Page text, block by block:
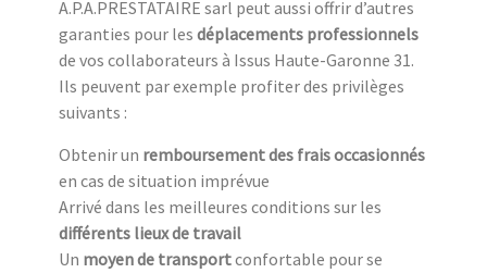
A.P.A.PRESTATAIRE sarl peut aussi offrir d’autres
garanties pour les déplacements professionnels
de vos collaborateurs à Issus Haute-Garonne 31.
Ils peuvent par exemple profiter des privilèges
suivants :
Obtenir un remboursement des frais occasionnés
en cas de situation imprévue
Arrivé dans les meilleures conditions sur les
différents lieux de travail
Un moyen de transportconfortable pour se